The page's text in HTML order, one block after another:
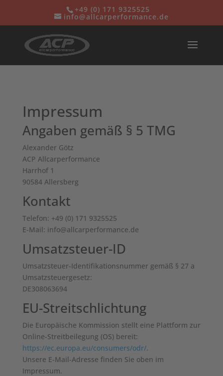
+49 (0) 171 9325525
info@allcarperformance.de
Impressum
Angaben gemäß § 5 TMG
Alexander Götz
ACP Allcarperformance
Harrhof 1
90584 Allersberg
Kontakt
Telefon: +49 (0) 171 9325525
E-Mail: info@allcarperformance.de
Umsatzsteuer-ID
Umsatzsteuer-Identifikationsnummer gemäß § 27 a
Umsatzsteuergesetz:
DE308063694
EU-Streitschlichtung
Die Europäische Kommission stellt eine Plattform zur
Online-Streitbeilegung (OS) bereit:
https://ec.europa.eu/consumers/odr/.
Unsere E-Mail-Adresse finden Sie oben im
Impressum.